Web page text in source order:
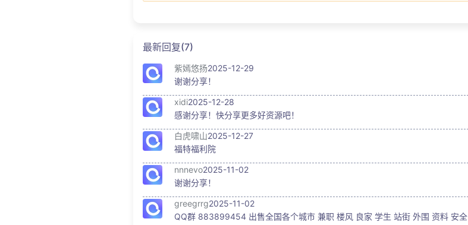
最新回复(7)
紫嫣悠扬2025-12-29
谢谢分享！
xidi2025-12-28
感谢分享！快分享更多好资源吧！
白虎啸山2025-12-27
福特福利院
nnnevo2025-11-02
谢谢分享！
greegrrg2025-11-02
QQ群 883899454 出售全国各个城市 兼职 楼风 良家 学生 站街 外围 资料 安全